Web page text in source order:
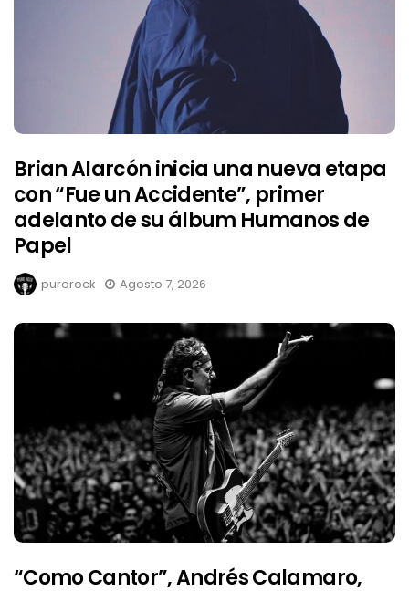
Brian Alarcón inicia una nueva etapa
con “Fue un Accidente”, primer
adelanto de su álbum Humanos de
Papel
purorock Agosto 7, 2026
“Como Cantor”, Andrés Calamaro,